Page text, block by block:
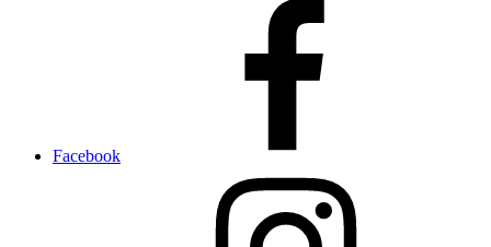
Facebook